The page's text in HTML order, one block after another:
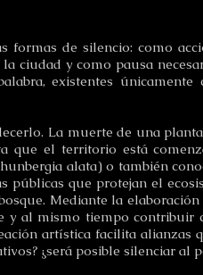
formas de silencio: como
ciudad y como pausa
existentes
La muerte de una
que el territorio está
alata) o también
que protejan el
Mediante la
al mismo tiempo contribuir
artística facilita alianzas
¿será posible silenciar al